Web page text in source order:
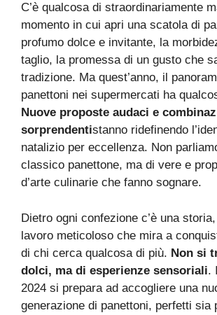
C’è qualcosa di straordinariamente
momento in cui apri una scatola di
profumo dolce e invitante, la
taglio, la promessa di un gusto che
tradizione. Ma quest’anno, il
panettoni nei supermercati ha
Nuove proposte audaci e
sorprendentistanno ridefinendo
natalizio per eccellenza. Non
classico panettone, ma di vere e
d’arte culinarie che fanno sognare.
Dietro ogni confezione c’è una storia,
lavoro meticoloso che mira a
di chi cerca qualcosa di più. Non si
dolci, ma di esperienze sensoriali.
2024 si prepara ad accogliere una
generazione di panettoni, perfetti sia